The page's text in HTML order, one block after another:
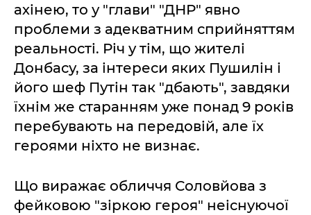
ахінею, то у "глави" "ДНР" явно
проблеми з адекватним сприйняттям
реальності. Річ у тім, що жителі
Донбасу, за інтереси яких Пушилін і
його шеф Путін так "дбають", завдяки
їхнім же старанням уже понад 9 років
перебувають на передовій, але їх
героями ніхто не визнає.
Що виражає обличчя Соловйова з
фейковою "зіркою героя" неіснуючої